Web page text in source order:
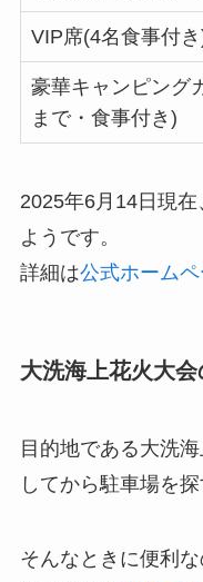
VIP席(4名食事付
豪華キャンピング
まで・食事付き)
2025年6月14日現
ようです。
詳細は公式ホーム
大洗海上花火大会
目的地である大洗
してから駐車場を
そんなときに便利